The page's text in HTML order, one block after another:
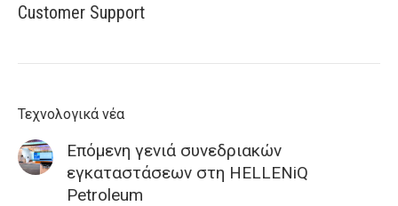
Customer Support
Τεχνολογικά νέα
Επόμενη γενιά συνεδριακών
εγκαταστάσεων στη HELLENiQ
Petroleum